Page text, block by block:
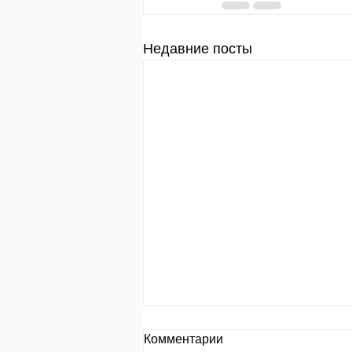
Недавние посты
День за днем.
Комментарии